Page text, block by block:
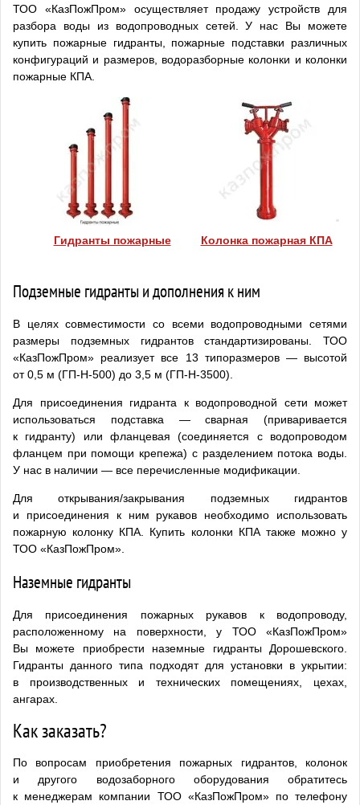
ТОО «КазПожПром» осуществляет продажу устройств для
разбора воды из водопроводных сетей. У нас Вы можете
купить пожарные гидранты, пожарные подставки различных
конфигураций и размеров, водоразборные колонки и колонки
пожарные КПА.
Гидранты пожарные Колонка пожарная КПА
Подземные гидранты и дополнения к ним
В целях совместимости со всеми водопроводными сетями
размеры подземных гидрантов стандартизированы. ТОО
«КазПожПром» реализует все 13 типоразмеров — высотой
от 0,5 м (ГП-Н-500) до 3,5 м (ГП-Н-3500).
Для присоединения гидранта к водопроводной сети может
использоваться подставка — сварная (приваривается
к гидранту) или фланцевая (соединяется с водопроводом
фланцем при помощи крепежа) с разделением потока воды.
У нас в наличии — все перечисленные модификации.
Для открывания/закрывания подземных гидрантов
и присоединения к ним рукавов необходимо использовать
пожарную колонку КПА. Купить колонки КПА также можно у
ТОО «КазПожПром».
Наземные гидранты
Для присоединения пожарных рукавов к водопроводу,
расположенному на поверхности, у ТОО «КазПожПром»
Вы можете приобрести наземные гидранты Дорошевского.
Гидранты данного типа подходят для установки в укрытии:
в производственных и технических помещениях, цехах,
ангарах.
Как заказать?
По вопросам приобретения пожарных гидрантов, колонок
и другого водозаборного оборудования обратитесь
к менеджерам компании ТОО «КазПожПром» по телефону